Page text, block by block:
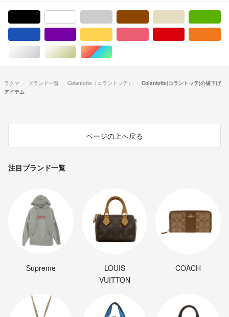
シルバー/銀色系ゴールド/金色系マルチカラー
ラクマ ブランド一覧 Colantotte（コラントッテ）
Colantotte(コラントッテ)の値下げ
アイテム
ページの上へ戻る
注目ブランド一覧
Supreme
LOUIS
VUITTON
COACH